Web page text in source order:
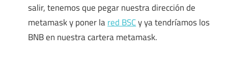
salir, tenemos que pegar nuestra dirección de
metamask y poner lared BSCy ya tendríamos los
BNB en nuestra cartera metamask.